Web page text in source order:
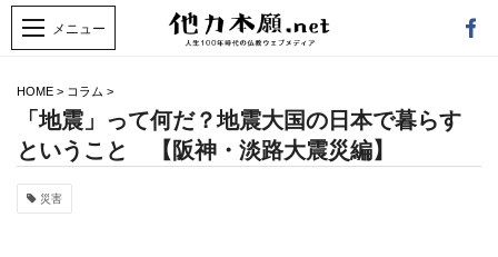
HOME > コラム >
「地震」って何だ？地震大国の日本で暮らす
ということ 【阪神・淡路大震災編】
災害